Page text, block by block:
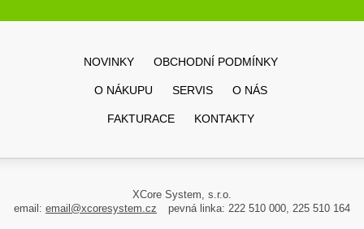
NOVINKY OBCHODNÍ PODMÍNKY
O NÁKUPU SERVIS O NÁS
FAKTURACE KONTAKTY
XCore System, s.r.o.
email: email@xcoresystem.cz pevná linka: 222 510 000, 225 510 164